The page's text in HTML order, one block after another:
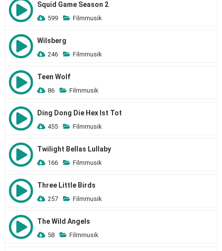
Squid Game Season 2
599 Filmmusik
Wilsberg
246 Filmmusik
Teen Wolf
86 Filmmusik
Ding Dong Die Hex Ist Tot
455 Filmmusik
Twilight Bellas Lullaby
166 Filmmusik
Three Little Birds
257 Filmmusik
The Wild Angels
58 Filmmusik